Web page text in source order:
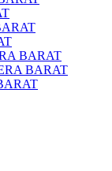
BARAT
BARAT